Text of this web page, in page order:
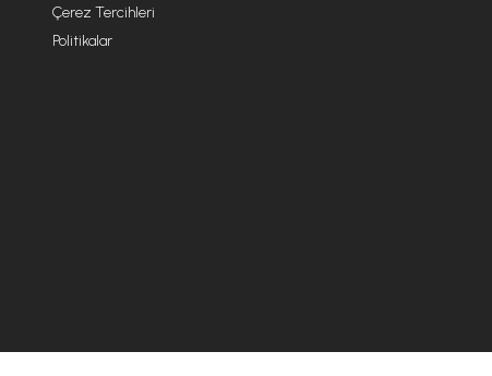
Çerez Tercihleri
Politikalar